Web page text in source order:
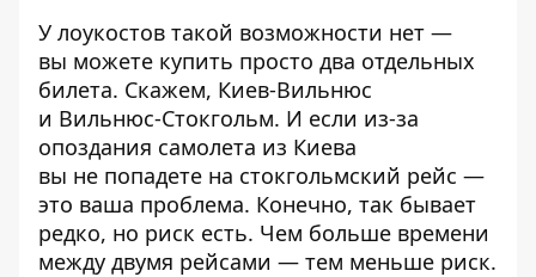
У лоукостов такой возможности нет —
вы можете купить просто два отдельных
билета. Скажем, Киев-Вильнюс
и Вильнюс-Стокгольм. И если из-за
опоздания самолета из Киева
вы не попадете на стокгольмский рейс —
это ваша проблема. Конечно, так бывает
редко, но риск есть. Чем больше времени
между двумя рейсами — тем меньше риск.